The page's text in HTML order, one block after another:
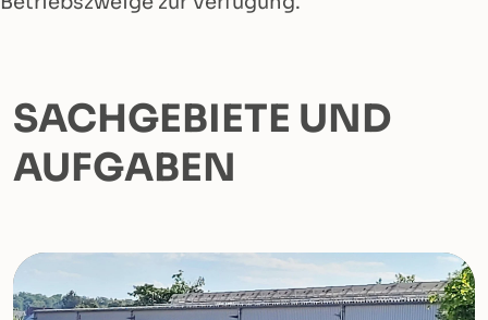
SACHGEBIETE UND
AUFGABEN